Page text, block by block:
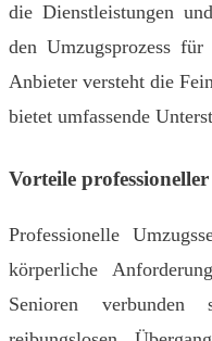
die Dienstleistungen
den Umzugsprozess
Anbieter versteht die
bietet umfassende
Vorteile
Professionelle
körperliche
Senioren